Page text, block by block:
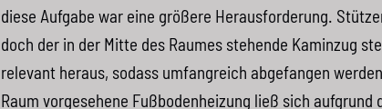
diese Aufgabe war eine größere Herausforderung.
doch der in der Mitte des Raumes stehende Kaminzug
relevant heraus, sodass umfangreich abgefangen
Raum vorgesehene Fußbodenheizung ließ sich aufgrund